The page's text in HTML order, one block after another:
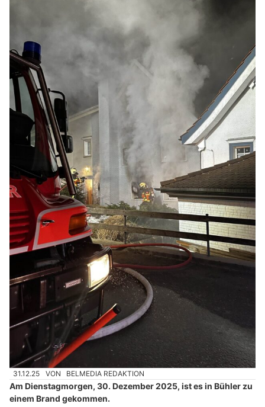
31.12.25 VON BELMEDIA REDAKTION
Am Dienstagmorgen, 30. Dezember 2025, ist es in Bühler zu
einem Brand gekommen.